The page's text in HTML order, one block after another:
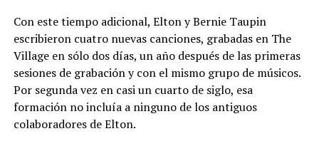
Con este tiempo adicional, Elton y Bernie Taupin
escribieron cuatro nuevas canciones, grabadas en The
Village en sólo dos días, un año después de las primeras
sesiones de grabación y con el mismo grupo de músicos.
Por segunda vez en casi un cuarto de siglo, esa
formación no incluía a ninguno de los antiguos
colaboradores de Elton.